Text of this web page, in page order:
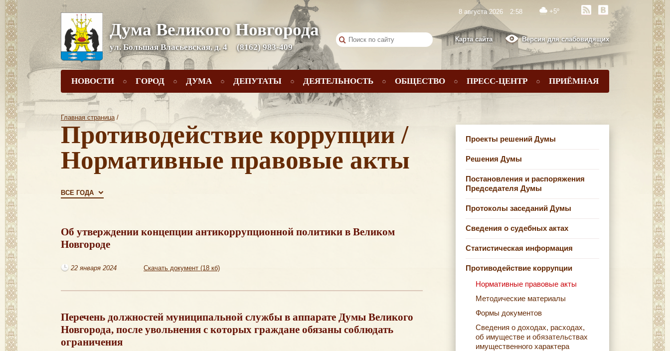
Дума Великого Новгорода
ул. Большая Власьевская, д. 4 (8162) 983-409
Карта сайта Версия для слабовидящих
8 августа 2026 2:58 +5º
НОВОСТИ ГОРОД ДУМА ДЕПУТАТЫ ДЕЯТЕЛЬНОСТЬ ОБЩЕСТВО ПРЕСС-ЦЕНТР ПРИЁМНАЯ
Главная страница/
Противодействие коррупции /
Нормативные правовые акты
ВСЕ ГОДА
Об утверждении концепции антикоррупционной политики в Великом
Новгороде
22 января 2024 Скачать документ (18 кб)
Перечень должностей муниципальной службы в аппарате Думы Великого
Новгорода, после увольнения с которых граждане обязаны соблюдать
ограничения
Проекты решений Думы
Решения Думы
Постановления и распоряжения
Председателя Думы
Протоколы заседаний Думы
Сведения о судебных актах
Статистическая информация
Противодействие коррупции
Нормативные правовые акты
Методические материалы
Формы документов
Сведения о доходах, расходах,
об имуществе и обязательствах
имущественного характера